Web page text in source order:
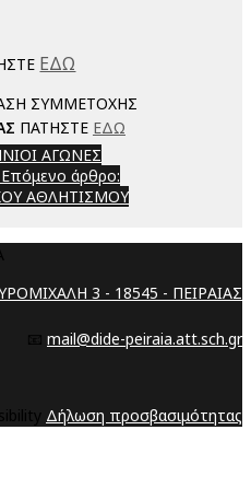
ΕΔΩ
ΣΥΜΜΕΤΟΧΗΣ
ΠΑΤΗΣΤΕ ΕΔΩ
ΑΓΩΝΕΣ
Επόμενο άρθρο:
ΑΘΛΗΤΙΣΜΟΥ
3 - 18545 - ΠΕΙΡΑΙΑΣ
📧 mail@dide-peiraia.att.sch.gr
Δήλωση προσβασιμότητας